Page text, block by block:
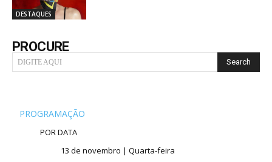
DESTAQUES
PROCURE
DIGITE AQUI Search
PROGRAMAÇÃO
POR DATA
13 de novembro | Quarta-feira